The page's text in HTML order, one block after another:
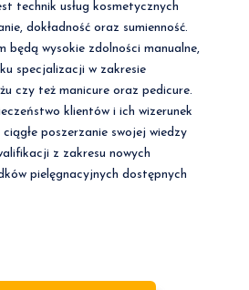
technik usług kosmetycznych
dokładność oraz sumienność.
będą wysokie zdolności manualne,
specjalizacji w zakresie
czy też manicure oraz pedicure.
klientów i ich wizerunek
poszerzanie swojej wiedzy
z zakresu nowych
pielęgnacyjnych dostępnych